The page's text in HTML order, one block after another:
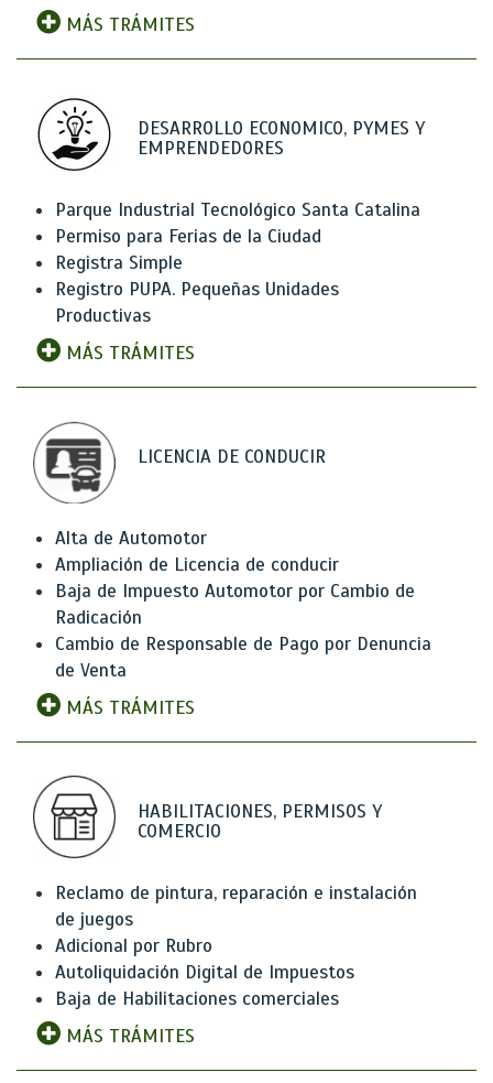
MÁS TRÁMITES
DESARROLLO ECONOMICO, PYMES Y
EMPRENDEDORES
Parque Industrial Tecnológico Santa Catalina
Permiso para Ferias de la Ciudad
Registra Simple
Registro PUPA. Pequeñas Unidades
Productivas
MÁS TRÁMITES
LICENCIA DE CONDUCIR
Alta de Automotor
Ampliación de Licencia de conducir
Baja de Impuesto Automotor por Cambio de
Radicación
Cambio de Responsable de Pago por Denuncia
de Venta
MÁS TRÁMITES
HABILITACIONES, PERMISOS Y
COMERCIO
Reclamo de pintura, reparación e instalación
de juegos
Adicional por Rubro
Autoliquidación Digital de Impuestos
Baja de Habilitaciones comerciales
MÁS TRÁMITES